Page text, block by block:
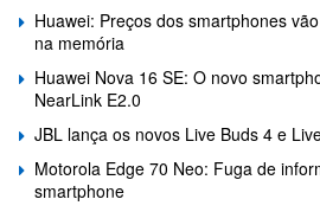
Huawei: Preços dos smartphones
na memória
Huawei Nova 16 SE: O novo
NearLink E2.0
JBL lança os novos Live Buds 4 e
Motorola Edge 70 Neo: Fuga de
smartphone